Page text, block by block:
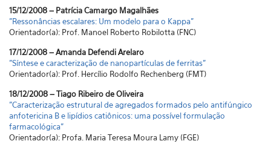
15/12/2008 – Patrícia Camargo Magalhães
"Ressonâncias escalares: Um modelo para o Kappa"
Orientador(a): Prof. Manoel Roberto Robilotta (FNC)
17/12/2008 – Amanda Defendi Arelaro
"Síntese e caracterização de nanopartículas de ferritas"
Orientador(a): Prof. Hercílio Rodolfo Rechenberg (FMT)
18/12/2008 – Tiago Ribeiro de Oliveira
"Caracterização estrutural de agregados formados pelo antifúngico
anfotericina B e lipídios catiônicos: uma possível formulação
farmacológica"
Orientador(a): Profa. Maria Teresa Moura Lamy (FGE)